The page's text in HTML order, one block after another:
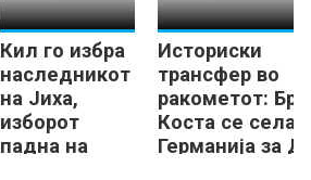
Кил го избра
наследникот
на Јиха,
изборот
падна на
Историски
трансфер во
ракометот:
Коста се селат
Германија за